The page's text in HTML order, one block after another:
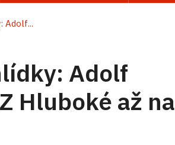
Adolf...
Adolf
Hluboké až na